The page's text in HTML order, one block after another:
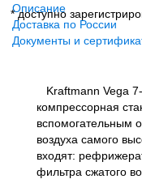
* доступно
Описание
Доставка по России
Документы и
Kraftmann Vega
компрессорная
вспомогательным
воздуха самого
входят:
фильтра сжатого